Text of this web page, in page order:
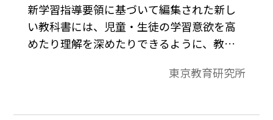
新学習指導要領に基づいて編集された新し
い教科書には、児童・生徒の学習意欲を高
めたり理解を深めたりできるように、教科
用意されている。このデジタルコンテンツ
的な活動や基礎基本の定着のための練習等
東京教育研究所